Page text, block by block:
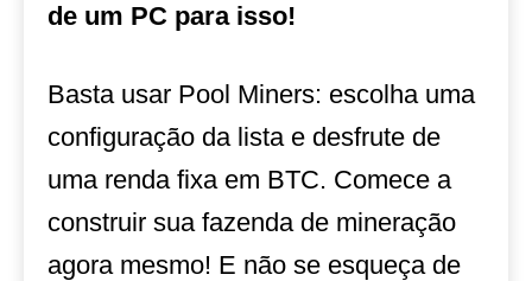
de um PC para isso!
Basta usar Pool Miners: escolha uma
configuração da lista e desfrute de
uma renda fixa em BTC. Comece a
construir sua fazenda de mineração
agora mesmo! E não se esqueça de